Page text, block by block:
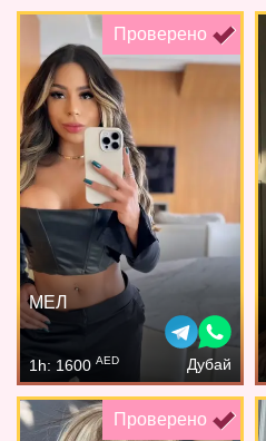
Проверено
МЕЛ
1h: 1600 AED Дубай
Проверено